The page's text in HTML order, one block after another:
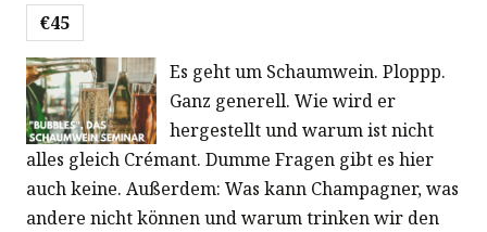
€45
Es geht um Schaumwein. Ploppp.
Ganz generell. Wie wird er
hergestellt und warum ist nicht
alles gleich Crémant. Dumme Fragen gibt es hier
auch keine. Außerdem: Was kann Champagner, was
andere nicht können und warum trinken wir den